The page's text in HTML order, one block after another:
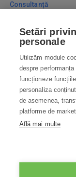
Consultanță
Cum cumpăr
Contact
Contactați-ne
031 22 97 010
POLITICA DE
Setări
personale
Utilizăm module
despre
funcționeze
personaliza
de asemenea,
platforme de
Află mai multe